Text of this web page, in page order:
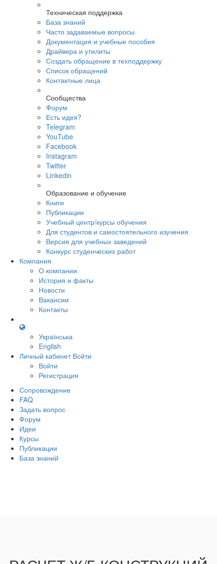
Техническая поддержка
База знаний
Часто задаваемые вопросы
Документация и учебные пособия
Драйвера и утилиты
Создать обращение в техподдержку
Список обращений
Контактные лица
Сообщества
Форум
Есть идея?
Telegram
YouTube
Facebook
Instagram
Twitter
Linkedin
Образование и обучение
Книги
Публикации
Учебный центр/курсы обучения
Для студентов и самостоятельного изучения
Версия для учебных заведений
Конкурс студенческих работ
Компания
О компании
История и факты
Новости
Вакансии
Контакты
Українська
English
Личный кабинет Войти
Войти
Регистрация
Сопровождение
FAQ
Задать вопрос
Форум
Идеи
Курсы
Публикации
База знаний